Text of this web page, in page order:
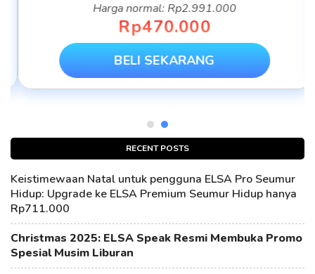
RECENT POSTS
Keistimewaan Natal untuk pengguna ELSA Pro Seumur
Hidup: Upgrade ke ELSA Premium Seumur Hidup hanya
Rp711.000
Christmas 2025: ELSA Speak Resmi Membuka Promo
Spesial Musim Liburan
Harga normal: Rp2.991.000
Rp470.000
BELI SEKARANG